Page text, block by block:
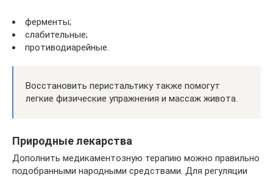
ферменты;
слабительные;
противодиарейные.
Восстановить перистальтику также помогут
легкие физические упражнения и массаж живота.
Природные лекарства
Дополнить медикаментозную терапию можно правильно
подобранными народными средствами. Для регуляции